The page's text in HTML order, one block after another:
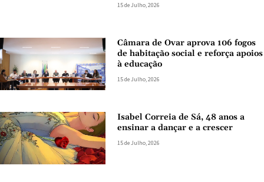
15 de Julho, 2026
Câmara de Ovar aprova 106 fogos
de habitação social e reforça apoios
à educação
15 de Julho, 2026
Isabel Correia de Sá, 48 anos a
ensinar a dançar e a crescer
15 de Julho, 2026